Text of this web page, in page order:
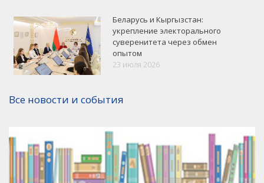
VK Google+ Facebook
Беларусь и Кыргызстан:
укрепление электорального
суверенитета через обмен
опытом
23 июля 2026
Все новости и события